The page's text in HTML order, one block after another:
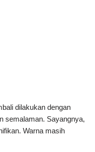
dilakukan dengan
semalaman. Sayangnya,
Warna masih